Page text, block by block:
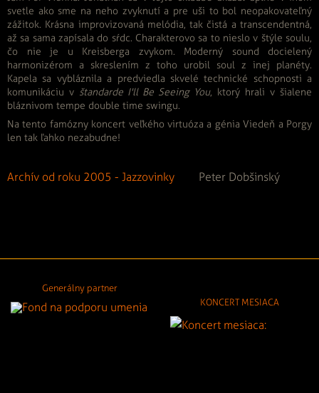
svetle ako sme na neho zvyknutí a pre uši to bol neopakovateľný
zážitok. Krásna improvizovaná melódia, tak čistá a transcendentná,
až sa sama zapísala do sŕdc. Charakterovo sa to nieslo v štýle soulu,
čo nie je u Kreisberga zvykom. Moderný sound docielený
harmonizérom a skreslením z toho urobil soul z inej planéty.
Kapela sa vybláznila a predviedla skvelé technické schopnosti a
komunikáciu v štandarde I'll Be Seeing You, ktorý hrali v šialene
bláznivom tempe double time swingu.
Na tento famózny koncert veľkého virtuóza a génia Viedeň a Porgy
len tak ľahko nezabudne!
Archív od roku 2005 - Jazzovinky Peter Dobšinský
Generálny partner
KONCERT MESIACA